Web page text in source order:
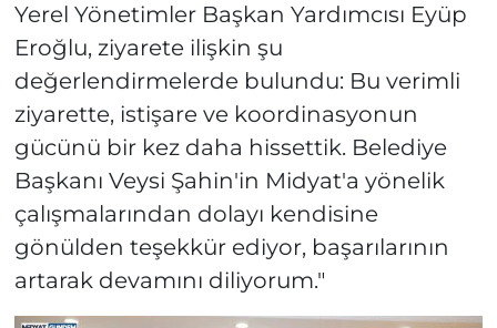
Yerel Yönetimler Başkan Yardımcısı Eyüp
Eroğlu, ziyarete ilişkin şu
değerlendirmelerde bulundu: Bu verimli
ziyarette, istişare ve koordinasyonun
gücünü bir kez daha hissettik. Belediye
Başkanı Veysi Şahin'in Midyat'a yönelik
çalışmalarından dolayı kendisine
gönülden teşekkür ediyor, başarılarının
artarak devamını diliyorum."